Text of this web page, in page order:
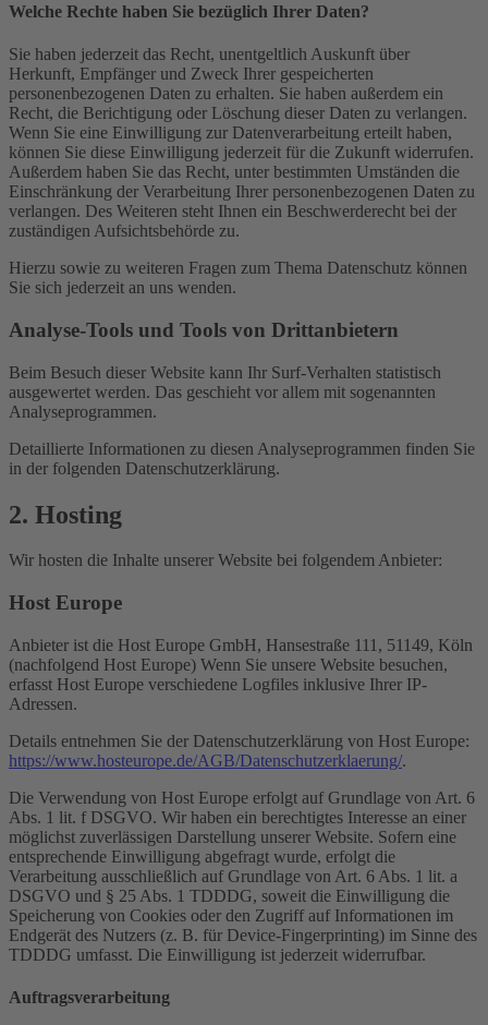
Welche Rechte haben Sie bezüglich Ihrer Daten?
Sie haben jederzeit das Recht, unentgeltlich Auskunft über
Herkunft, Empfänger und Zweck Ihrer gespeicherten
personenbezogenen Daten zu erhalten. Sie haben außerdem ein
Recht, die Berichtigung oder Löschung dieser Daten zu verlangen.
Wenn Sie eine Einwilligung zur Datenverarbeitung erteilt haben,
können Sie diese Einwilligung jederzeit für die Zukunft widerrufen.
Außerdem haben Sie das Recht, unter bestimmten Umständen die
Einschränkung der Verarbeitung Ihrer personenbezogenen Daten zu
verlangen. Des Weiteren steht Ihnen ein Beschwerderecht bei der
zuständigen Aufsichtsbehörde zu.
Hierzu sowie zu weiteren Fragen zum Thema Datenschutz können
Sie sich jederzeit an uns wenden.
Analyse-Tools und Tools von Dritt­anbietern
Beim Besuch dieser Website kann Ihr Surf-Verhalten statistisch
ausgewertet werden. Das geschieht vor allem mit sogenannten
Analyseprogrammen.
Detaillierte Informationen zu diesen Analyseprogrammen finden Sie
in der folgenden Datenschutzerklärung.
2. Hosting
Wir hosten die Inhalte unserer Website bei folgendem Anbieter:
Host Europe
Anbieter ist die Host Europe GmbH, Hansestraße 111, 51149, Köln
(nachfolgend Host Europe) Wenn Sie unsere Website besuchen,
erfasst Host Europe verschiedene Logfiles inklusive Ihrer IP-
Adressen.
Details entnehmen Sie der Datenschutzerklärung von Host Europe:
https://www.hosteurope.de/AGB/Datenschutzerklaerung/.
Die Verwendung von Host Europe erfolgt auf Grundlage von Art. 6
Abs. 1 lit. f DSGVO. Wir haben ein berechtigtes Interesse an einer
möglichst zuverlässigen Darstellung unserer Website. Sofern eine
entsprechende Einwilligung abgefragt wurde, erfolgt die
Verarbeitung ausschließlich auf Grundlage von Art. 6 Abs. 1 lit. a
DSGVO und § 25 Abs. 1 TDDDG, soweit die Einwilligung die
Speicherung von Cookies oder den Zugriff auf Informationen im
Endgerät des Nutzers (z. B. für Device-Fingerprinting) im Sinne des
TDDDG umfasst. Die Einwilligung ist jederzeit widerrufbar.
Auftragsverarbeitung